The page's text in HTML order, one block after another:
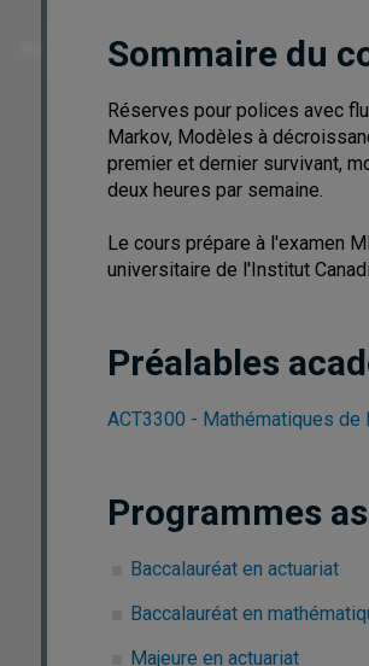
Sommaire du
Réserves pour polices avec
Markov, Modèles à
premier et dernier survivant,
deux heures par semaine.
Le cours prépare à l'examen
universitaire de l'Institut
Préalables
ACT3300 - Mathématiques de
Programmes
Baccalauréat en actuariat
Baccalauréat en
Majeure en actuariat